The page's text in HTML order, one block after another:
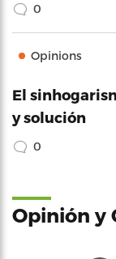
0
Opinions
El
y solución
0
Opinión y